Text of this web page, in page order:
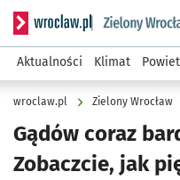
Serwis informacyjny
Aktualności Klimat
wroclaw.pl Zielony Wrocław
Gądów coraz
Zobaczcie, jak